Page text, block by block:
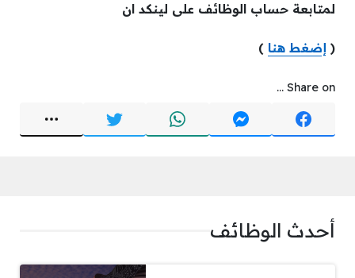
لمتابعة حساب الوظائف على لينكد ان
( إضغط هنا )
Share on ...
أحدث الوظائف